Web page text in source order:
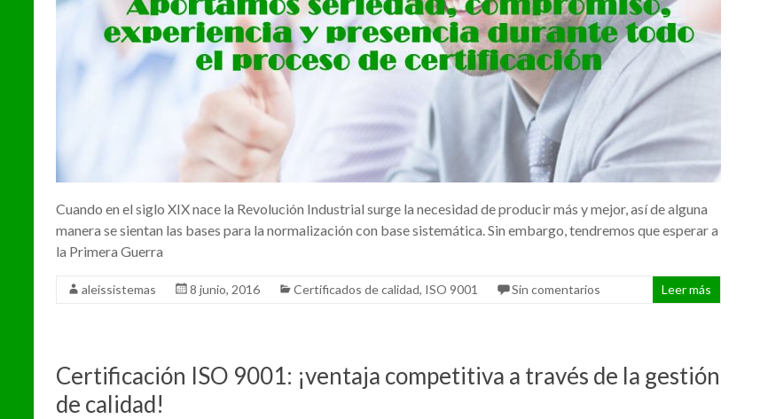
Cuando en el siglo XIX nace la Revolución Industrial surge la necesidad de producir más y mejor, así de alguna
manera se sientan las bases para la normalización con base sistemática. Sin embargo, tendremos que esperar a
la Primera Guerra
aleissistemas 8 junio, 2016 Certificados de calidad, ISO 9001 Sin comentarios Leer más
Certificación ISO 9001: ¡ventaja competitiva a través de la gestión
de calidad!